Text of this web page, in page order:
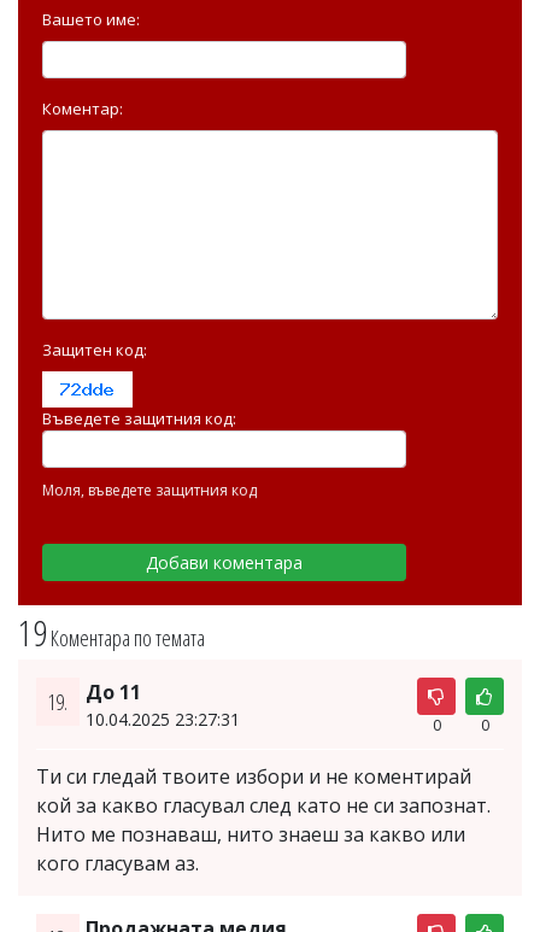
19Коментара по темата
19. До 11
10.04.2025 23:27:31 0 0
Ти си гледай твоите избори и не коментирай
кой за какво гласувал след като не си запознат.
Нито ме познаваш, нито знаеш за какво или
кого гласувам аз.
Вашето име:
Коментар:
Защитен код:
Въведете защитния код:
Моля, въведете защитния код